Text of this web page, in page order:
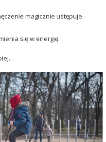
magicznie ustępuje.
się w energię.